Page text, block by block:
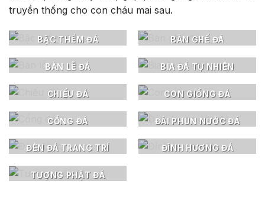
truyền thống cho con cháu mai sau.
BẬC THỀM ĐÁ BÀN GHẾ ĐÁ
BÀN LỄ ĐÁ BIA ĐÁ TỰ NHIÊN
CHIẾU ĐÁ CON GIỐNG ĐÁ
CỔNG ĐÁ ĐÀI PHUN NƯỚC ĐÁ
ĐÈN ĐÁ TRANG TRÍ ĐỈNH HƯƠNG ĐÁ
TƯỢNG PHẬT ĐÁ